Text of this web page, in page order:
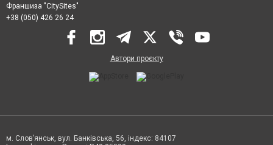
Франшиза "CitySites"
+38 (050) 426 26 24
Автори проєкту
м. Слов’янськ, вул. Банківська, 56, індекс: 84107